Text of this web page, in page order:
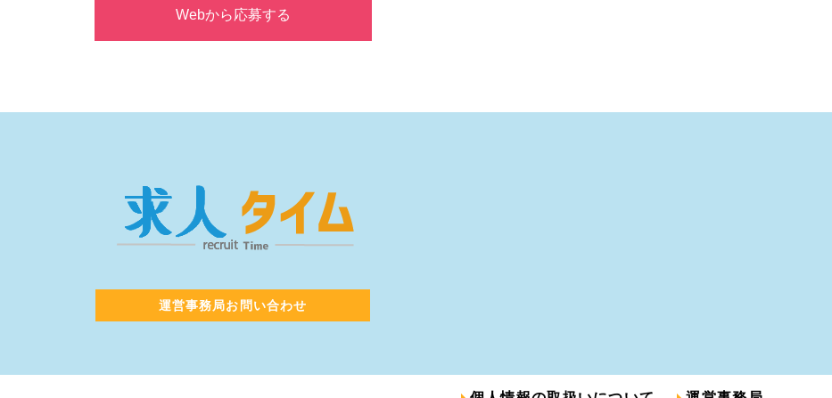
Webから応募する
運営事務局お問い合わせ